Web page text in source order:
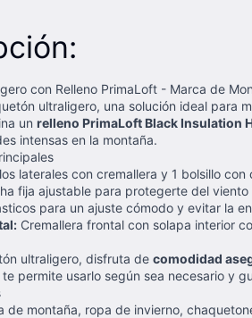
con Relleno PrimaLoft - Marca de
ultraligero, una solución ideal para
un relleno PrimaLoft Black Insulation
intensas en la montaña.
laterales con cremallera y 1 bolsillo
fija ajustable para protegerte del viento
para un ajuste cómodo y evitar la
Cremallera frontal con solapa interior
ultraligero, disfruta de comodidad
te permite usarlo según sea necesario y
de montaña, ropa de invierno,